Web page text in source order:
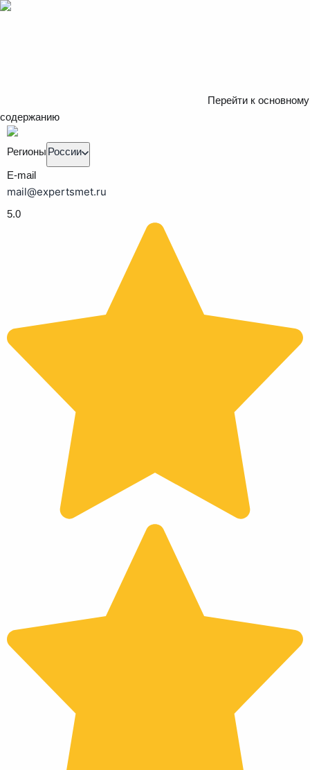
Перейти к основному
содержанию
Регионы России
E-mail
mail@expertsmet.ru
5.0